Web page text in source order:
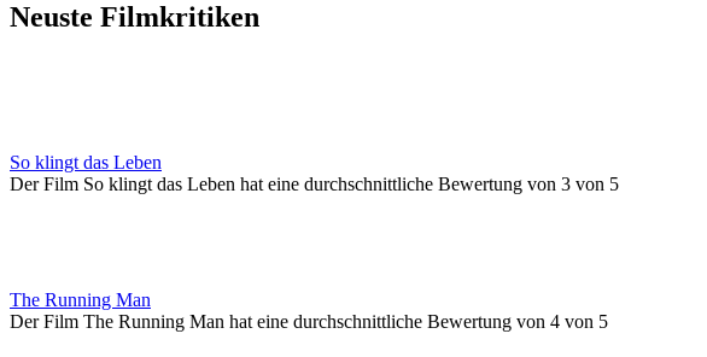
Neuste Filmkritiken
So klingt das Leben
Der Film So klingt das Leben hat eine durchschnittliche Bewertung von 3 von 5
The Running Man
Der Film The Running Man hat eine durchschnittliche Bewertung von 4 von 5